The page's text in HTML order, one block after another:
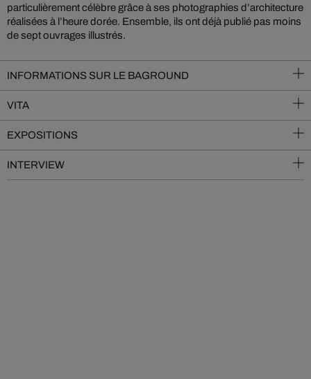
particulièrement célèbre grâce à ses photographies d’architecture
réalisées à l’heure dorée. Ensemble, ils ont déjà publié pas moins
de sept ouvrages illustrés.
INFORMATIONS SUR LE BAGROUND
VITA
EXPOSITIONS
INTERVIEW